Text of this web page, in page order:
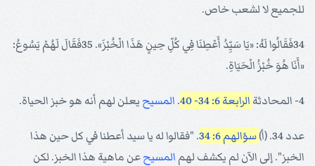
للجميع لا لشعب خاص.
34فَقَالُوا لَهُ: «يَا سَيِّدُ أَعْطِنَا فِي كُلِّ حِينٍ هَذَا الْخُبْزَ». 35فَقَالَ لَهُمْ يَسُوعُ:
«أَنَا هُوَ خُبْزُ الْحَيَاةِ.
4- المحادثة الرابعة 6: 34- 40 . المسيح يعلن لهم أنه هو خبز الحياة.
عدد 34. (أ) سؤالهم 6: 34
. "فقالوا له يا سيد أعطنا في كل حين هذا
الخبز". إلى الآن لم يكشف لهم المسيحعن ماهية هذا الخبز. لكن